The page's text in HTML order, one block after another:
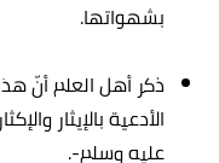
بشهواتها.
ذكر أهل العلم أنّ
الأدعية بالإيثار
عليه وسلم-.